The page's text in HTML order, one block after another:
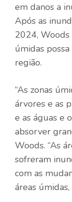
em danos a
Após as
2024,
úmidas
região.
“As zonas
árvores e as
e as águas e
absorver
Woods. “As
sofreram
com as
áreas úmidas,